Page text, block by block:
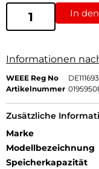
In
Informationen
WEEE Reg No
Artikelnummer
Zusätzliche
Marke
Modellbezeichnung
Speicherkapazität